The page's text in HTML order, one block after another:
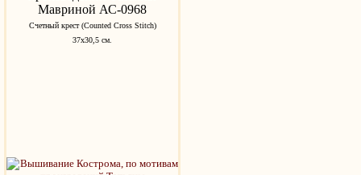
Мавриной АС-0968
Счетный крест (Counted Cross Stitch)
37х30,5 см.